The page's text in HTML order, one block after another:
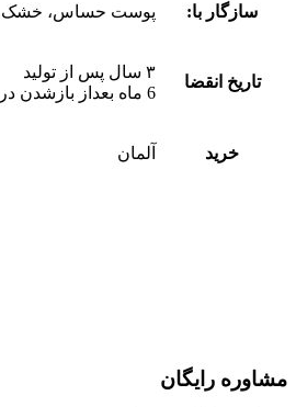
سازگار با: پوست حساس، خشک،
تاریخ انقضا
۳ سال پس از تولید
6 ماه بعداز بازشدن درب محصول
خرید آلمان
مشاوره رایگان